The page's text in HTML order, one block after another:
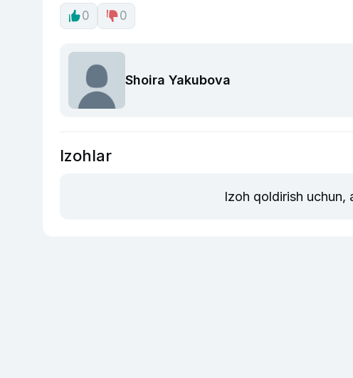
0 0
Shoira Yakubova
Izohlar
Izoh qoldirish uchun,